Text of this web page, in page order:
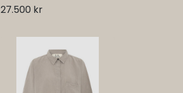
27.500 kr